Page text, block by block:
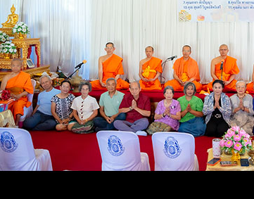
ในวันเสาร์-อาทิตย์ที่ 11-12 เมษายน 2569 ที่จะถึงนี้ โดยมีตั
ของแต่ละแผนกเข้าร่วมประชุมพร้อมเพรียง พระมหาดุสิต ญ
สิโต เลขานุการวัดไทยฯ ทำหน้าที่ดำเนินการประชุม อนุโมท
ขอบคุณตัวแทนคณะกรรมการแต่ละแผนก ที่เข้าร่วมประชุม
ความก้าวหน้าในการเตรียมความพร้อม โดยเฉพาะการประ
เทพีสงกรานต์ ซึ่งมี คุณทัศนียา ทรรพวสุ เป็นประธานกองปร
ชี้แจงการเตรียมการทุกอย่างพร้อม โดยมีสาวงามลูกหลานไ
ต่างแดนเข้าประกวด 16 คน ส่งให้บรรยากาศการประกวดมี
อลังการยิ่งขึ้น
คุณทัศนียา ทรรพวสุ ประธานกองประกวดเทพีสงกรานต์
แจ้งที่ประชุมรับทราบว่า มีสาวงามลูกหลานไทยที่เกิดและเติ